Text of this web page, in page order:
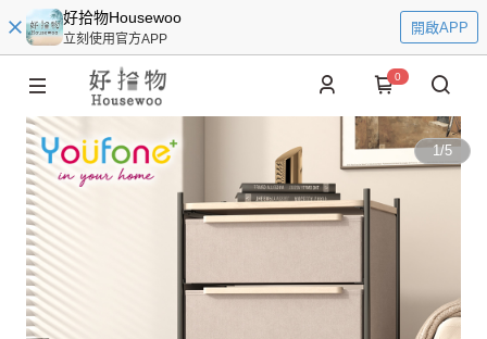
好拾物Housewoo
立刻使用官方APP
開啟APP
0
1/5